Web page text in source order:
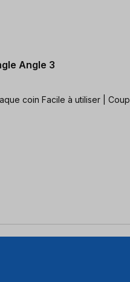
Angle 3
Des onglets parfaitement fermés